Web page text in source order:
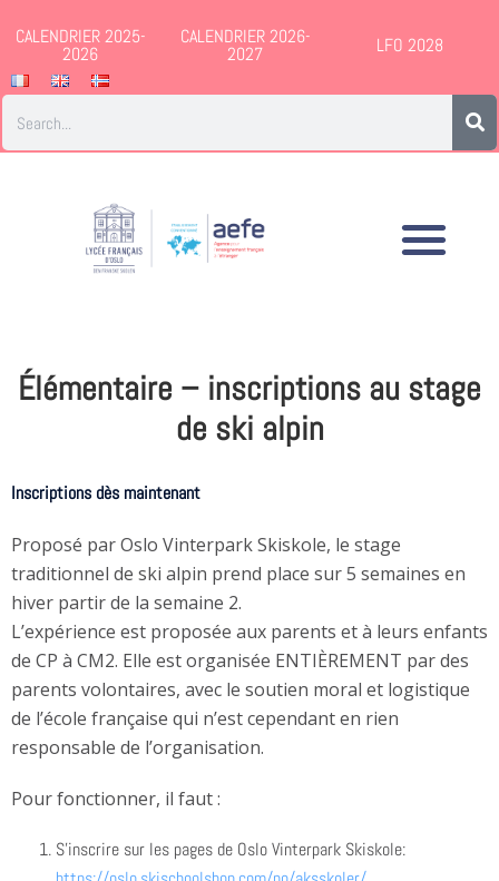
CALENDRIER 2025-
2026
CALENDRIER 2026-
2027 LFO 2028
Élémentaire – inscriptions au stage
de ski alpin
Inscriptions dès maintenant
Proposé par Oslo Vinterpark Skiskole, le stage
traditionnel de ski alpin prend place sur 5 semaines en
hiver partir de la semaine 2.
L’expérience est proposée aux parents et à leurs enfants
de CP à CM2. Elle est organisée ENTIÈREMENT par des
parents volontaires, avec le soutien moral et logistique
de l’école française qui n’est cependant en rien
responsable de l’organisation.
Pour fonctionner, il faut :
S’inscrire sur les pages de Oslo Vinterpark Skiskole: